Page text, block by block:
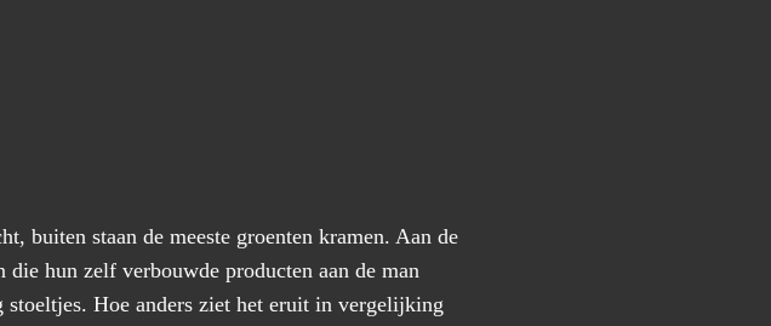
buiten staan de meeste groenten kramen. Aan de
hun zelf verbouwde producten aan de man
Hoe anders ziet het eruit in vergelijking